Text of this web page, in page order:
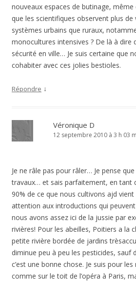
nouveaux espaces de butinage, même
que les scientifiques observent plus de
systèmes urbains que ruraux,
monocultures intensives ? De là à dire
sécurité en ville… Je suis certaine que
cohabiter avec ces jolies bestioles.
Répondre ↓
Véronique D
12 septembre 2010 à 3 h 03
Je ne râle pas pour râler… Je pense
travaux… et sais parfaitement, en tant
90% de ce que nous cultivons ajd vient
attention aux introductions qui
nous avons assez ici de la jussie par
rivières! Pour les abeilles, Poitiers a la
petite rivière bordée de jardins
diminue peu à peu les pesticides, sauf
c’est une bonne chose. Je suis pour les
comme sur le toit de l’opéra à Paris,